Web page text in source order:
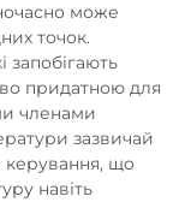
може
точок.
придатною для
членами
зазвичай
керування, що
навіть